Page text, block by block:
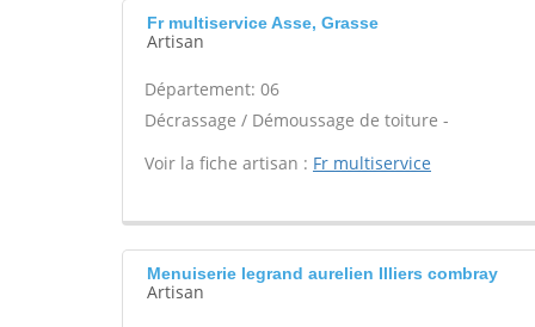
Fr multiservice Asse, Grasse
Artisan
Département: 06
Décrassage / Démoussage de toiture -
Voir la fiche artisan : Fr multiservice
Menuiserie legrand aurelien Illiers combray
Artisan